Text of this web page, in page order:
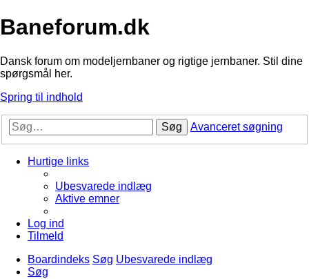
Baneforum.dk
Dansk forum om modeljernbaner og rigtige jernbaner. Stil dine
spørgsmål her.
Spring til indhold
Søg Avanceret søgning
Hurtige links
Ubesvarede indlæg
Aktive emner
Log ind
Tilmeld
Boardindeks Søg Ubesvarede indlæg
Søg